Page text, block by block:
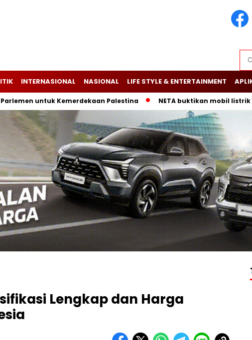
INTERNASIONAL NASIONAL LIFE STYLE & ENTERTAINMENT
untuk Kemerdekaan Palestina NETA buktikan mobil listrik V-II
Lengkap dan Harga